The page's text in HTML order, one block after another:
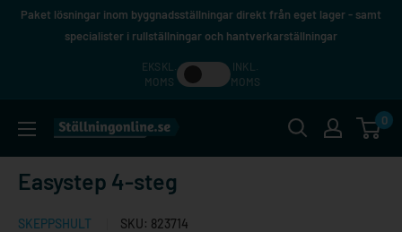
HoppaPaket lösningar inom byggnadsställningar direkt från eget lager - samt
specialister i rullställningar och hantverkarställningar
EKSKL.
MOMS
INKL.
MOMS
Ställningonline.se
0
Easystep 4-steg
SKEPPSHULT SKU: 823714